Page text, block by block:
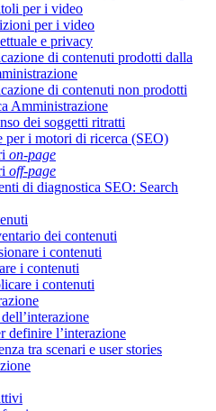
per i video
per i video
e privacy
di contenuti prodotti dalla
di contenuti non prodotti
Amministrazione
dei soggetti ritratti
per i motori di ricerca (SEO)
on-page
off-page
di diagnostica SEO: Search
dei contenuti
i contenuti
i contenuti
i contenuti
definire l’interazione
tra scenari e user stories